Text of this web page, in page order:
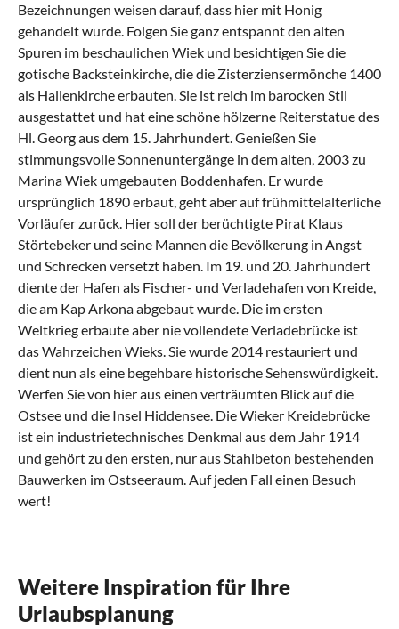
Bezeichnungen weisen darauf, dass hier mit Honig
gehandelt wurde. Folgen Sie ganz entspannt den alten
Spuren im beschaulichen Wiek und besichtigen Sie die
gotische Backsteinkirche, die die Zisterziensermönche 1400
als Hallenkirche erbauten. Sie ist reich im barocken Stil
ausgestattet und hat eine schöne hölzerne Reiterstatue des
Hl. Georg aus dem 15. Jahrhundert. Genießen Sie
stimmungsvolle Sonnenuntergänge in dem alten, 2003 zu
Marina Wiek umgebauten Boddenhafen. Er wurde
ursprünglich 1890 erbaut, geht aber auf frühmittelalterliche
Vorläufer zurück. Hier soll der berüchtigte Pirat Klaus
Störtebeker und seine Mannen die Bevölkerung in Angst
und Schrecken versetzt haben. Im 19. und 20. Jahrhundert
diente der Hafen als Fischer- und Verladehafen von Kreide,
die am Kap Arkona abgebaut wurde. Die im ersten
Weltkrieg erbaute aber nie vollendete Verladebrücke ist
das Wahrzeichen Wieks. Sie wurde 2014 restauriert und
dient nun als eine begehbare historische Sehenswürdigkeit.
Werfen Sie von hier aus einen verträumten Blick auf die
Ostsee und die Insel Hiddensee. Die Wieker Kreidebrücke
ist ein industrietechnisches Denkmal aus dem Jahr 1914
und gehört zu den ersten, nur aus Stahlbeton bestehenden
Bauwerken im Ostseeraum. Auf jeden Fall einen Besuch
wert!
Einen Katzensprung von Ihrer Ferienwohnung mit Balkon
herzlich willkommen sind
Von Ihrem Haus oder der Ferienwohnung aus haben Sie es
Das Angebot an Kunst und Kultur hier ist in den
Wiek liegt im Südwesten der Halbinsel Wittow, auch
Weitere Inspiration für Ihre
Urlaubsplanung